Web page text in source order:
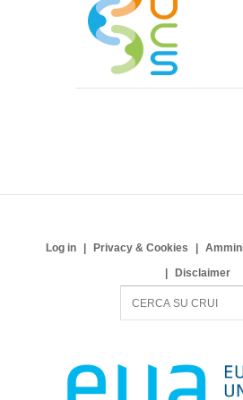
Log in Privacy & Cookies
Disclaimer
c